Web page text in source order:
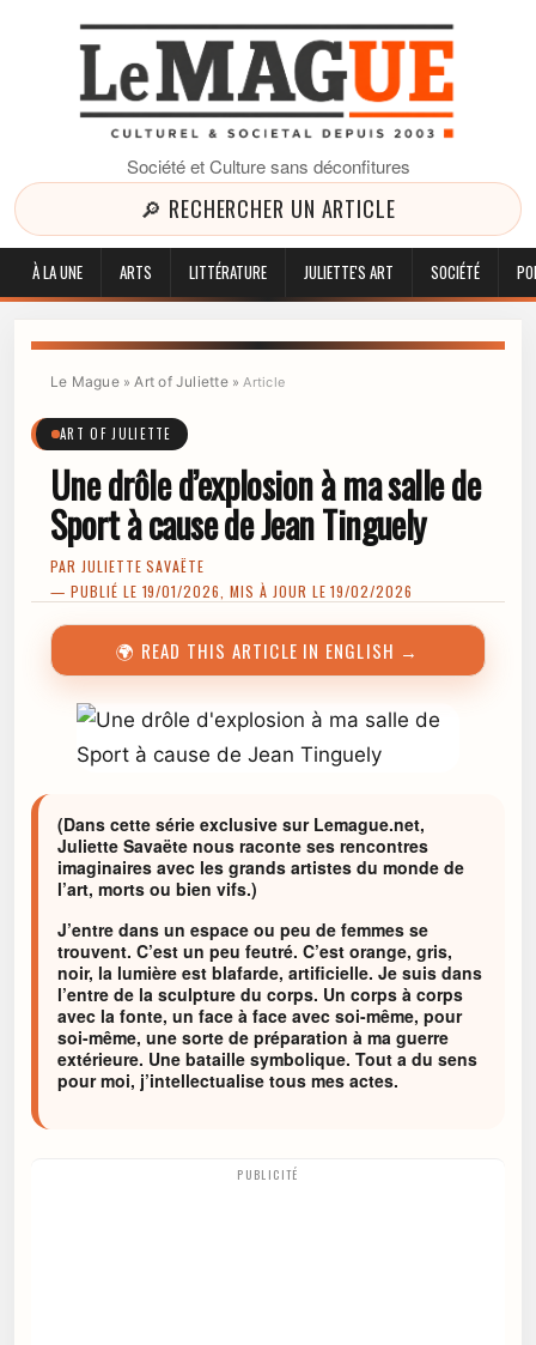
Société et Culture sans déconfitures
🔎 RECHERCHER UN ARTICLE
À LA UNE ARTS LITTÉRATURE JULIETTE'S ART SOCIÉTÉ
Le Mague»Art of Juliette »Article
ART OF JULIETTE
Une drôle d’explosion à ma salle de
Sport à cause de Jean Tinguely
PAR JULIETTE SAVAËTE
— PUBLIÉ LE 19/01/2026, MIS À JOUR LE 19/02/2026
🌍 READ THIS ARTICLE IN ENGLISH →
(Dans cette série exclusive sur Lemague.net,
Juliette Savaëte nous raconte ses rencontres
imaginaires avec les grands artistes du monde de
l’art, morts ou bien vifs.)
J’entre dans un espace ou peu de femmes se
trouvent. C’est un peu feutré. C’est orange, gris,
noir, la lumière est blafarde, artificielle. Je suis dans
l’entre de la sculpture du corps. Un corps à corps
avec la fonte, un face à face avec soi-même, pour
soi-même, une sorte de préparation à ma guerre
extérieure. Une bataille symbolique. Tout a du sens
pour moi, j’intellectualise tous mes actes.
PUBLICITÉ